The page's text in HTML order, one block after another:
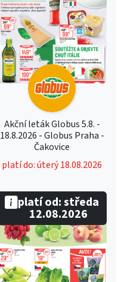
Akční leták Globus 5.8. -
18.8.2026 - Globus Praha -
Čakovice
platí do: úterý 18.08.2026
platí od: středa
12.08.2026